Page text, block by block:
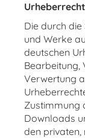
Urheberrecht
Die durch
und Werke
deutschen
Bearbeitung,
Verwertung
Zustimmung
Downloads
den privaten,